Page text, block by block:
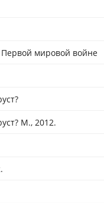
мировой войне
М., 2012.